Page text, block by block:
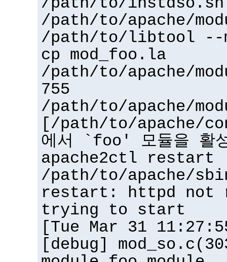
/path/to/instdso.sh
/path/to/apache/
/path/to/libtool --
cp mod_foo.la
/path/to/apache/
755
/path/to/apache/
[/path/to/apache/
에서 `foo' 모듈을 활
apache2ctl restart
/path/to/apache/
restart: httpd not
trying to start
[Tue Mar 31
[debug]